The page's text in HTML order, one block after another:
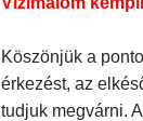
Köszönjük a
érkezést, az
tudjuk megvárni.